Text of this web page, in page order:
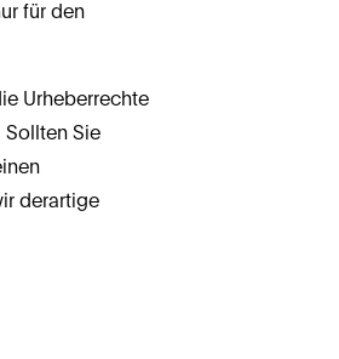
für den
Urheberrechte
Sollten Sie
derartige